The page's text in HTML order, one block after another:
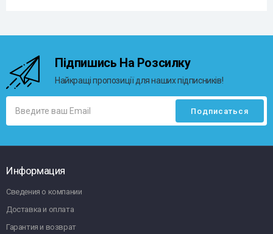
Підпишись На Розсилку
Найкращі пропозиції для наших підписників!
Информация
Сведения о компании
Доставка и оплата
Гарантия и возврат